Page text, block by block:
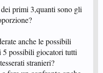
primi 3,quanti sono gli
anche le possibili
5 possibili giocatori tutti
stranieri?